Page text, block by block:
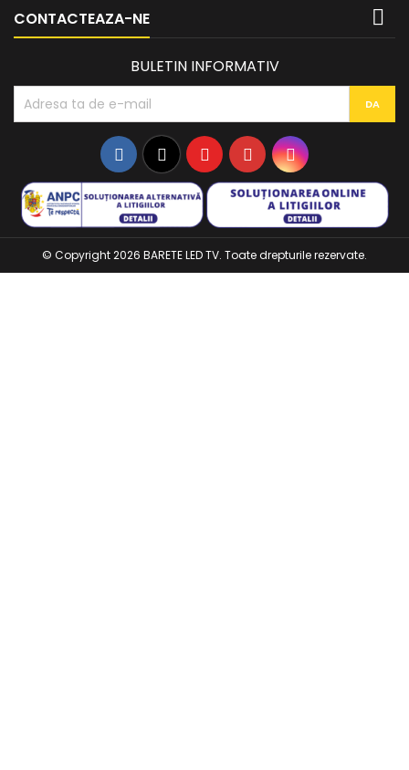
CONTACTEAZA-NE 
BULETIN INFORMATIV
Facebook
TwitterYouTubePinterestInstagram
© Copyright 2026 BARETE LED TV. Toate drepturile rezervate.